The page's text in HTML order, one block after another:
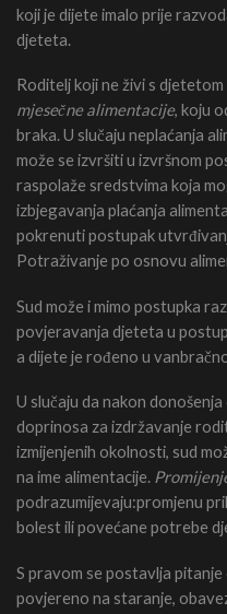
koji je dijete imalo prije
djeteta.
Roditelj koji ne živi s
mjesečne alimentacije, koju
braka. U slučaju neplaćanja
može se izvršiti u izvršnom
raspolaže sredstvima koja
izbjegavanja plaćanja
pokrenuti postupak
Potraživanje po osnovu
Sud može i mimo postupka
povjeravanja djeteta u
a dijete je rođeno u
U slučaju da nakon
doprinosa za izdržavanje
izmijenjenih okolnosti, sud
na ime alimentacije.
podrazumijevaju:promjenu
bolest ili povećane potrebe
S pravom se postavlja
povjereno na staranje,